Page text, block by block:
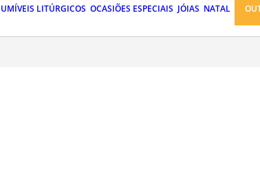
LITÚRGICOS OCASIÕES ESPECIAIS JÓIAS NATAL